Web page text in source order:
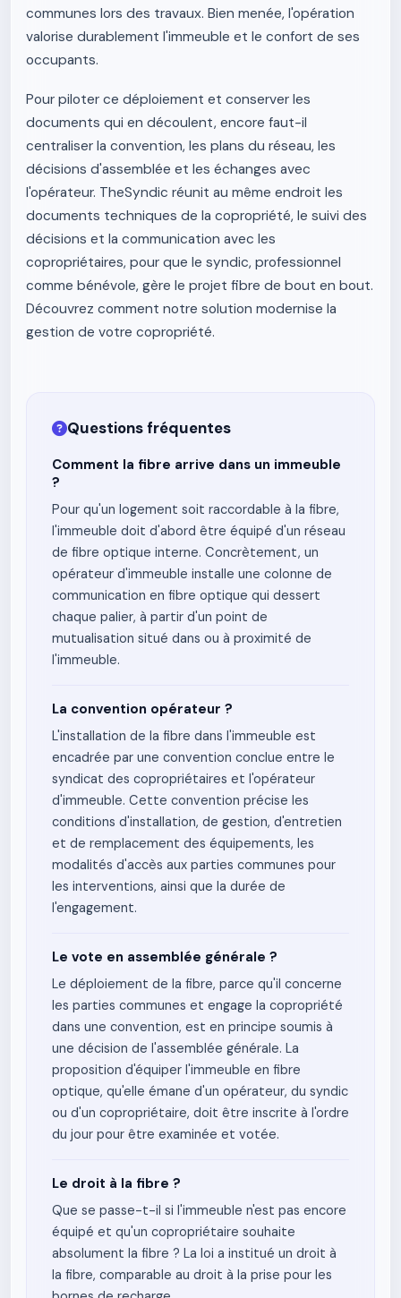
communes lors des travaux. Bien menée, l'opération
valorise durablement l'immeuble et le confort de ses
occupants.
Pour piloter ce déploiement et conserver les
documents qui en découlent, encore faut-il
centraliser la convention, les plans du réseau, les
décisions d'assemblée et les échanges avec
l'opérateur. TheSyndic réunit au même endroit les
documents techniques de la copropriété, le suivi des
décisions et la communication avec les
copropriétaires, pour que le syndic, professionnel
comme bénévole, gère le projet fibre de bout en bout.
Découvrez comment notre solution modernise la
gestion de votre copropriété.
Questions fréquentes
Comment la fibre arrive dans un immeuble
?
Pour qu'un logement soit raccordable à la fibre,
l'immeuble doit d'abord être équipé d'un réseau
de fibre optique interne. Concrètement, un
opérateur d'immeuble installe une colonne de
communication en fibre optique qui dessert
chaque palier, à partir d'un point de
mutualisation situé dans ou à proximité de
l'immeuble.
La convention opérateur ?
L'installation de la fibre dans l'immeuble est
encadrée par une convention conclue entre le
syndicat des copropriétaires et l'opérateur
d'immeuble. Cette convention précise les
conditions d'installation, de gestion, d'entretien
et de remplacement des équipements, les
modalités d'accès aux parties communes pour
les interventions, ainsi que la durée de
l'engagement.
Le vote en assemblée générale ?
Le déploiement de la fibre, parce qu'il concerne
les parties communes et engage la copropriété
dans une convention, est en principe soumis à
une décision de l'assemblée générale. La
proposition d'équiper l'immeuble en fibre
optique, qu'elle émane d'un opérateur, du syndic
ou d'un copropriétaire, doit être inscrite à l'ordre
du jour pour être examinée et votée.
Le droit à la fibre ?
Que se passe-t-il si l'immeuble n'est pas encore
équipé et qu'un copropriétaire souhaite
absolument la fibre ? La loi a institué un droit à
la fibre, comparable au droit à la prise pour les